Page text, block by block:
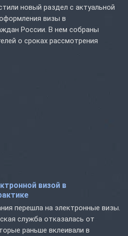
новый раздел с актуальной
визы в
России. В нем собраны
о сроках рассмотрения
визой в
перешла на электронные визы.
служба отказалась от
раньше вклеивали в